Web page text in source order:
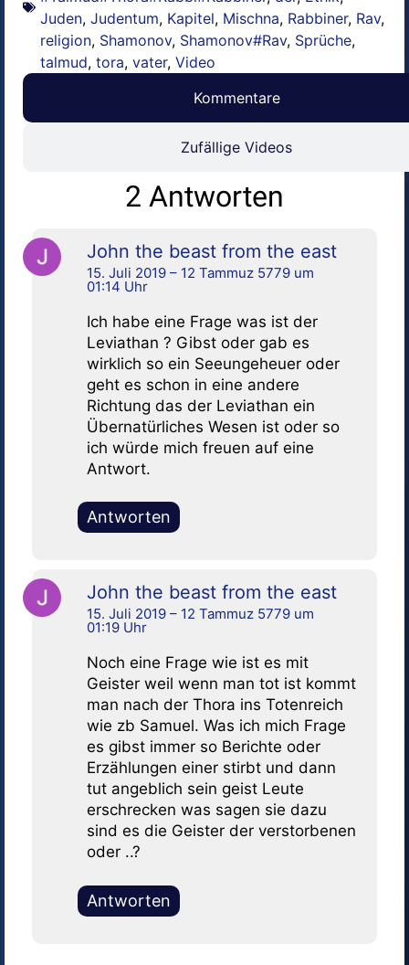
Juden, Judentum, Kapitel, Mischna, Rabbiner, Rav,
religion, Shamonov, Shamonov#Rav, Sprüche,
talmud, tora, vater, Video
Kommentare
Zufällige Videos
2 Antworten
John the beast from the east
15. Juli 2019 – 12 Tammuz 5779 um
01:14 Uhr
Ich habe eine Frage was ist der
Leviathan ? Gibst oder gab es
wirklich so ein Seeungeheuer oder
geht es schon in eine andere
Richtung das der Leviathan ein
Übernatürliches Wesen ist oder so
ich würde mich freuen auf eine
Antwort.
Antworten
John the beast from the east
15. Juli 2019 – 12 Tammuz 5779 um
01:19 Uhr
Noch eine Frage wie ist es mit
Geister weil wenn man tot ist kommt
man nach der Thora ins Totenreich
wie zb Samuel. Was ich mich Frage
es gibst immer so Berichte oder
Erzählungen einer stirbt und dann
tut angeblich sein geist Leute
erschrecken was sagen sie dazu
sind es die Geister der verstorbenen
oder ..?
Antworten